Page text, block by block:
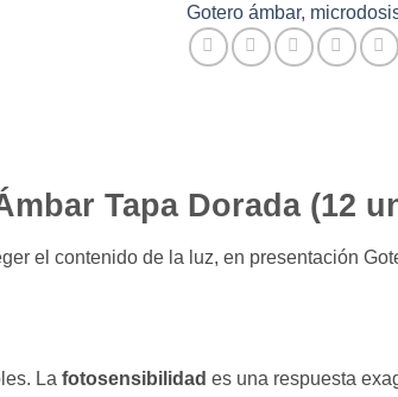
Gotero ámbar,
Tapa Dorada (12
el contenido de la luz, en presentación
La fotosensibilidad es una respuesta